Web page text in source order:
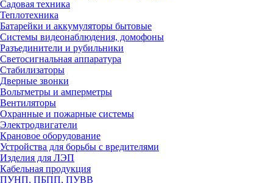
Садовая техника
Теплотехника
Батарейки и аккумуляторы бытовые
Системы видеонаблюдения, домофоны
Разъединители и рубильники
Светосигнальная аппаратура
Стабилизаторы
Дверные звонки
Вольтметры и амперметры
Вентиляторы
Охранные и пожарные системы
Электродвигатели
Крановое оборудование
Устройства для борьбы с вредителями
Изделия для ЛЭП
Кабельная продукция
ПУНП, ПБПП, ПУВВ